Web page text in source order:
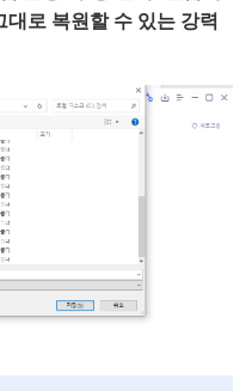
로 복원할 수 있는 강력